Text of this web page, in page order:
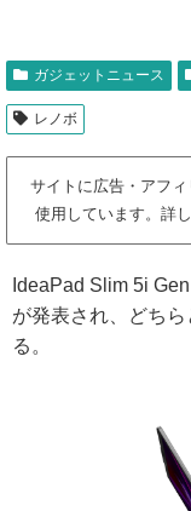
ガジェットニュース
レノボ
サイトに広告・アフ
使用しています。詳
IdeaPad Slim 5i
が発表され、どち
る。